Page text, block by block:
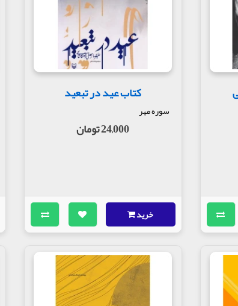
شاعران معاصر ایران است که برای بسیاری از اهالی
شخصیت های نیک نامی می پردازد که در عرصه دانشف فرهنگ،
دانشگاهیان، تهیه شده، بر آیند احساس ضرورتی است که در پهنه
کتاب عید در تبعید
سوره مهر
24,000 تومان
خرید